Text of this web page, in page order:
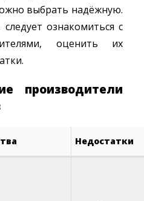
выбрать надёжную.
ознакомиться с
оценить их
производители
Недостатки